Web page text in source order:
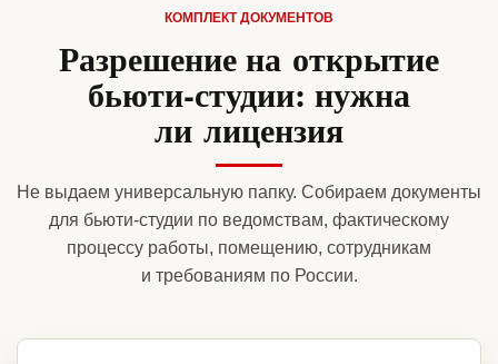
КОМПЛЕКТ ДОКУМЕНТОВ
Разрешение на открытие
бьюти-студии: нужна
ли лицензия
Не выдаем универсальную папку. Собираем документы
для бьюти-студии по ведомствам, фактическому
процессу работы, помещению, сотрудникам
и требованиям по России.